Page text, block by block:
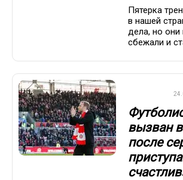
Пятерка
в нашей
дела, но они
сбежали и
вызван
после